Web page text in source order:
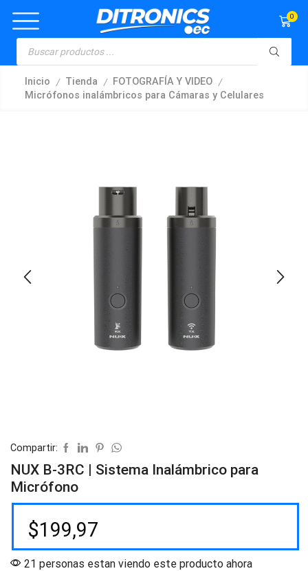
0
Inicio / Tienda / FOTOGRAFÍA Y VIDEO /
Micrófonos inalámbricos para Cámaras y Celulares
Compartir:
NUX B-3RC | Sistema Inalámbrico para
Micrófono
$199,97
21 personas estan viendo este producto ahora